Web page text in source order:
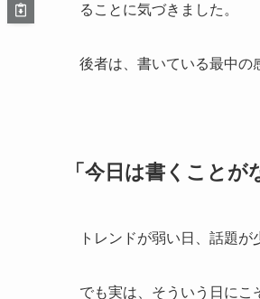
ることに気づきました。
後者は、書いている最中の
「今日は書くこと
トレンドが弱い日、話題
でも実は、そういう日にこ